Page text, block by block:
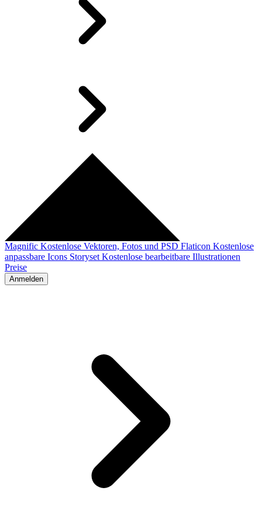
Magnific Kostenlose Vektoren, Fotos und PSD Flaticon Kostenlose
anpassbare Icons Storyset Kostenlose bearbeitbare Illustrationen
Preise
Anmelden